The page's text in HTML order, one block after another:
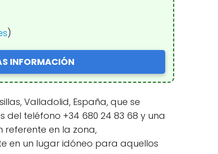
)
INFORMACIÓN
Valladolid, España, que se
teléfono +34 680 24 83 68 y una
en la zona,
en un lugar idóneo para aquellos